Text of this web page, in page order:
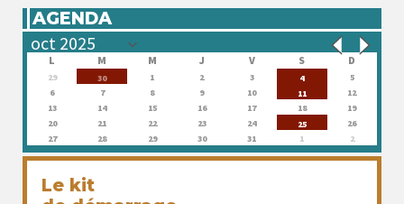
AGENDA
L M M J V S D
29 30 1 2 3 4
5
6
7 8 9 10 11
12
13
14 15 16 17 18
19
20
21 22 23 24 25
26
27
28 29 30 31 1 2
Le kit